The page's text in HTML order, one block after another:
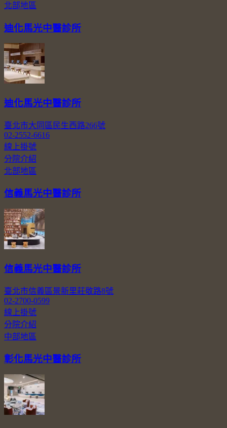
北部地區
迪化馬光中醫診所
迪化馬光中醫診所
臺北市大同區民生西路266號
02-2552-6616
線上掛號
分院介紹
北部地區
信義馬光中醫診所
信義馬光中醫診所
臺北市信義區景新里莊敬路8號
02-2700-0599
線上掛號
分院介紹
中部地區
彰化馬光中醫診所